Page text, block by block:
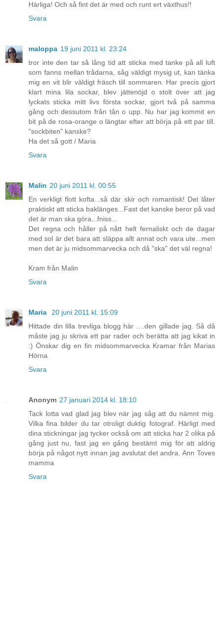
Härliga! Och så fint det är med och runt ert växthus!!
Svara
maloppa 19 juni 2011 kl. 23:24
tror inte den tar så lång tid att sticka med tanke på all luft
som fanns mellan trådarna, såg väldigt mysig ut, kan tänka
mig en vit blir väldigt fräsch till sommaren. Har precis gjort
klart mina lila sockar, blev jättenöjd o stolt över att jag
lyckats sticka mitt livs första sockar, gjort två på samma
gång och dessutom från tån o upp. Nu har jag kommit en
bit på de rosa-orange o längtar efter att börja på ett par till.
"sockbiten" kanske?
Ha det så gott / Maria
Svara
Malin 20 juni 2011 kl. 00:55
En verkligt flott kofta...så där skir och romantisk! Det låter
praktiskt att sticka baklänges...Fast det kanske beror på vad
det är man ska göra...fniss...
Det regna och håller på nått helt fernaliskt och de dagar
med sol är det bara att släppa allt annat och vara ute...men
men det är ju midsommarvecka och då "ska" det väl regna!
Kram från Malin
Svara
Maria
20 juni 2011 kl. 15:09
Hittade din lilla trevliga blogg här ....den gillade jag. Så då
måste jag ju skriva ett par rader och berätta att jag kikat in
:) Önskar dig en fin midsommarvecka Kramar från Marias
Hörna
Svara
Anonym 27 januari 2014 kl. 18:10
Tack lotta vad glad jag blev när jag såg att du nämnt mig.
Vilka fina bilder du tar otroligt duktig fotograf. Härligt med
dina stickningar jag tycker också om att sticka har 2 olika på
gång just nu, fast jag en gång bestämt mig för att aldrig
börja på något nytt innan jag avslutat det andra. Ann Toves
mamma
Svara